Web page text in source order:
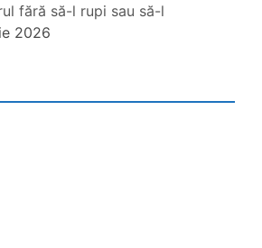
fără să-l rupi sau să-l
2026